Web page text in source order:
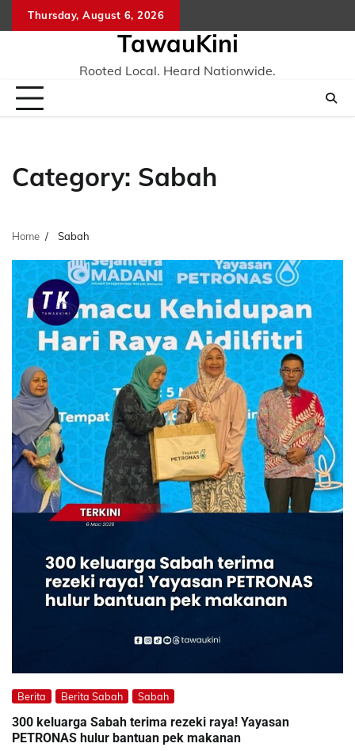
to
Thursday, August 6, 2026
TawauKini
Rooted Local. Heard Nationwide.
Category: Sabah
Home Sabah
Berita Berita Sabah Sabah
300 keluarga Sabah terima rezeki raya! Yayasan
PETRONAS hulur bantuan pek makanan